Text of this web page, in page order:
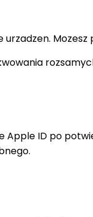
Apple ID po